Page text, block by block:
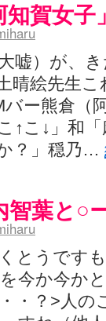
賀女子
嘘）が、
絵先生こ
ー熊倉（
↑こ↓」和
？」穏乃…
葉と○
とうです
今か今か
・？>人の